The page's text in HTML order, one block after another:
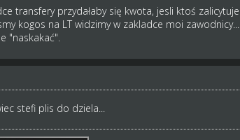
transfery przydałaby się kwota, jesli ktoś
kogos na LT widzimy w zakladce moi
"naskakać".
stefi plis do dziela...